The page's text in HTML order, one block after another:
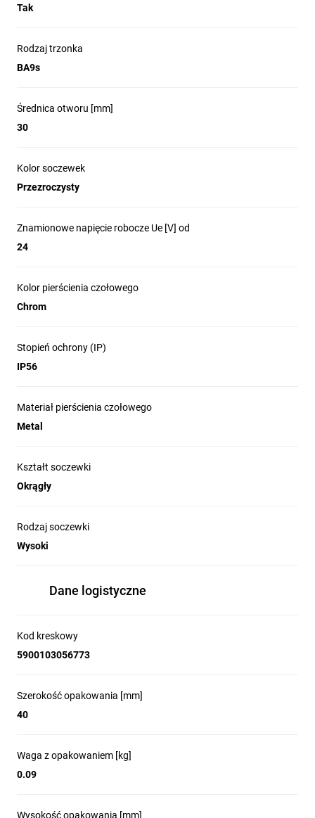
Tak
Rodzaj trzonka
BA9s
Średnica otworu [mm]
30
Kolor soczewek
Przezroczysty
Znamionowe napięcie robocze Ue [V] od
24
Kolor pierścienia czołowego
Chrom
Stopień ochrony (IP)
IP56
Materiał pierścienia czołowego
Metal
Kształt soczewki
Okrągły
Rodzaj soczewki
Wysoki
Dane logistyczne
Kod kreskowy
5900103056773
Szerokość opakowania [mm]
40
Waga z opakowaniem [kg]
0.09
Wysokość opakowania [mm]